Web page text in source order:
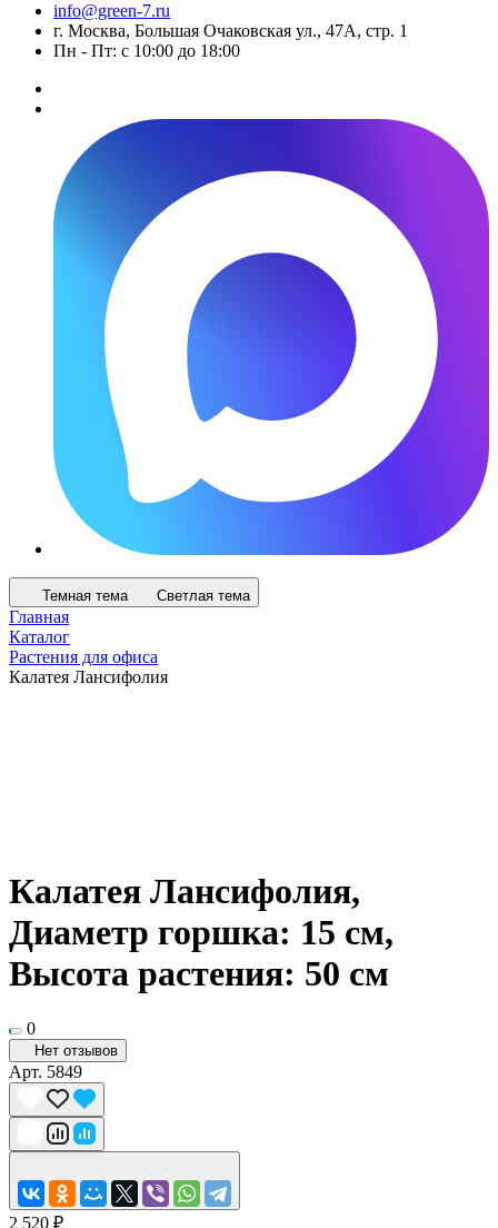
info@green-7.ru
г. Москва, Большая Очаковская ул., 47А, стр. 1
Пн - Пт: с 10:00 до 18:00
Темная тема Светлая тема
Главная
Каталог
Растения для офиса
Калатея Лансифолия
Калатея Лансифолия,
Диаметр горшка: 15 см,
Высота растения: 50 см
0
Нет отзывов
Арт. 5849
2 520 ₽